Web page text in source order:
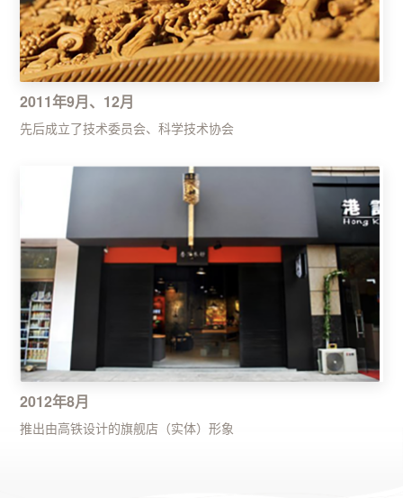
2011年9月、12月
先后成立了技术委员会、科学技术协会
2012年8月
推出由高铁设计的旗舰店（实体）形象